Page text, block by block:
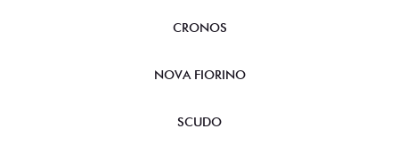
CRONOS
NOVA FIORINO
SCUDO